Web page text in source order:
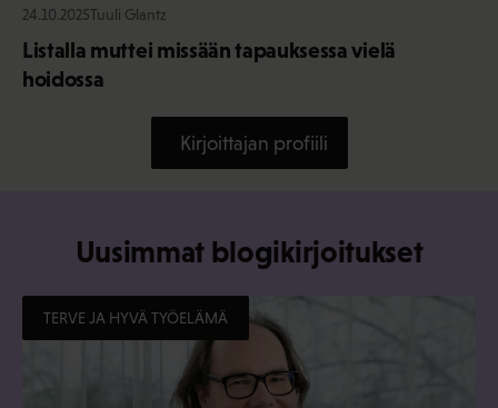
24.10.2025Tuuli Glantz
Listalla muttei missään tapauksessa vielä
hoidossa
Kirjoittajan profiili
Uusimmat blogikirjoitukset
TERVE JA HYVÄ TYÖELÄMÄ